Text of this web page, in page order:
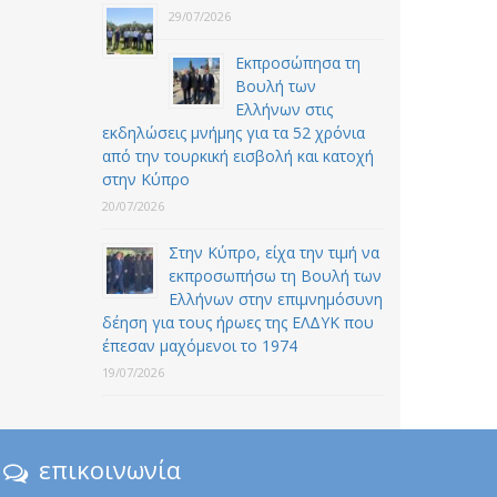
29/07/2026
Εκπροσώπησα τη
Βουλή των
Ελλήνων στις
εκδηλώσεις μνήμης για τα 52 χρόνια
από την τουρκική εισβολή και κατοχή
στην Κύπρο
20/07/2026
Στην Κύπρο, είχα την τιμή να
εκπροσωπήσω τη Βουλή των
Ελλήνων στην επιμνημόσυνη
δέηση για τους ήρωες της ΕΛΔΥΚ που
έπεσαν μαχόμενοι το 1974
19/07/2026
επικοινωνία